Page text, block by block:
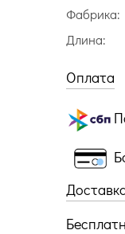
Фабрика:
Длина:
Оплата